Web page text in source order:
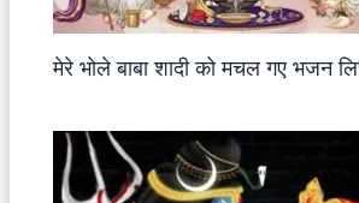
मेरे भोले बाबा शादी को मचल गए भजन